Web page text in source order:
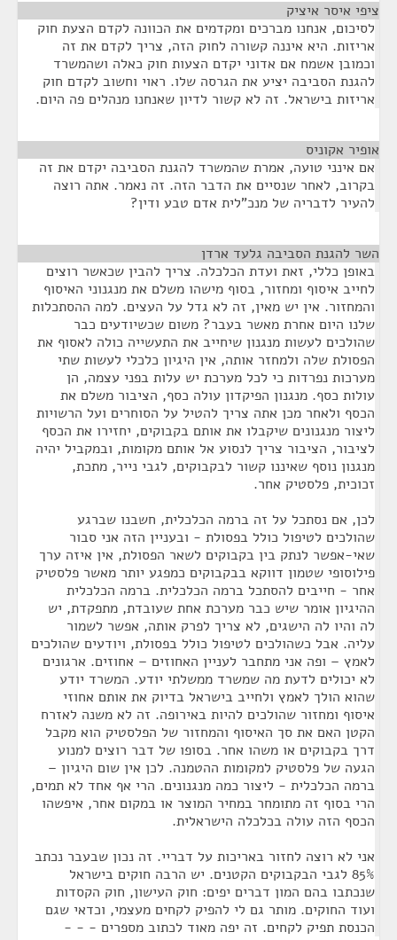
ציפי איסר איציק
לסיכום, אנחנו מברכים ומקדמים את הכוונה לקדם הצעת חוק
אריזות. היא איננה קשורה לחוק הזה, צריך לקדם את זה
וכמובן אשמח אם אדוני יקדם הצעות חוק כאלה ושהמשרד
להגנת הסביבה יציע את הגרסה שלו. ראוי וחשוב לקדם חוק
אריזות בישראל. זה לא קשור לדיון שאנחנו מנהלים פה היום.
אופיר אקוניס
אם אינני טועה, אמרת שהמשרד להגנת הסביבה יקדם את זה
בקרוב, לאחר שנסיים את הדבר הזה. זה נאמר. אתה רוצה
להעיר לדבריה של מנכ"לית אדם טבע ודין?
השר להגנת הסביבה גלעד ארדן
באופן כללי, זאת ועדת הכלכלה. צריך להבין שכאשר רוצים
לחייב איסוף ומחזור, בסוף מישהו משלם את מנגנוני האיסוף
והמחזור. אין יש מאין, זה לא גדל על העצים. למה ההסתכלות
שלנו היום אחרת מאשר בעבר? משום שכשיודעים כבר
שהולכים לעשות מנגנון שיחייב את התעשייה כולה לאסוף את
הפסולת שלה ולמחזר אותה, אין היגיון כלכלי לעשות שתי
מערכות נפרדות כי לכל מערכת יש עלות בפני עצמה, הן
עולות כסף. מנגנון הפיקדון עולה כסף, הציבור משלם את
הכסף ולאחר מכן אתה צריך להטיל על הסוחרים ועל הרשויות
ליצור מנגנונים שיקבלו את אותם בקבוקים, יחזירו את הכסף
לציבור, הציבור צריך לנסוע אל אותם מקומות, ובמקביל יהיה
מנגנון נוסף שאיננו קשור לבקבוקים, לגבי נייר, מתכת,
זכוכית, פלסטיק אחר.
לכן, אם נסתכל על זה ברמה הכלכלית, חשבנו שברגע
שהולכים לטיפול כולל בפסולת - ובעניין הזה אני סבור
שאי-אפשר לנתק בין בקבוקים לשאר הפסולת, אין איזה ערך
פילוסופי שטמון דווקא בבקבוקים כמפגע יותר מאשר פלסטיק
אחר - חייבים להסתכל ברמה הכלכלית. ברמה הכלכלית
ההיגיון אומר שיש כבר מערכת אחת שעובדת, מתפקדת, יש
לה והיו לה הישגים, לא צריך לפרק אותה, אפשר לשמור
עליה. אבל כשהולכים לטיפול כולל בפסולת, ויודעים שהולכים
לאמץ – ופה אני מתחבר לעניין האחוזים – אחוזים. ארגונים
לא יכולים לדעת מה שמשרד ממשלתי יודע. המשרד יודע
שהוא הולך לאמץ ולחייב בישראל בדיוק את אותם אחוזי
איסוף ומחזור שהולכים להיות באירופה. זה לא משנה לאזרח
הקטן האם את סך האיסוף והמחזור של הפלסטיק הוא מקבל
דרך בקבוקים או משהו אחר. בסופו של דבר רוצים למנוע
הגעה של פלסטיק למקומות ההטמנה. לכן אין שום היגיון –
ברמה הכלכלית - ליצור כמה מנגנונים. הרי אף אחד לא תמים,
הרי בסוף זה מתומחר במחיר המוצר או במקום אחר, איפשהו
הכסף הזה עולה בכלכלה הישראלית.
אני לא רוצה לחזור באריכות על דבריי. זה נכון שבעבר נכתב
85% לגבי הבקבוקים הקטנים. יש הרבה חוקים בישראל
שנכתבו בהם המון דברים יפים: חוק העישון, חוק הקסדות
ועוד החוקים. מותר גם לי להפיק לקחים מעצמי, וכדאי שגם
הכנסת תפיק לקחים. זה יפה מאוד לכתוב מספרים - - -